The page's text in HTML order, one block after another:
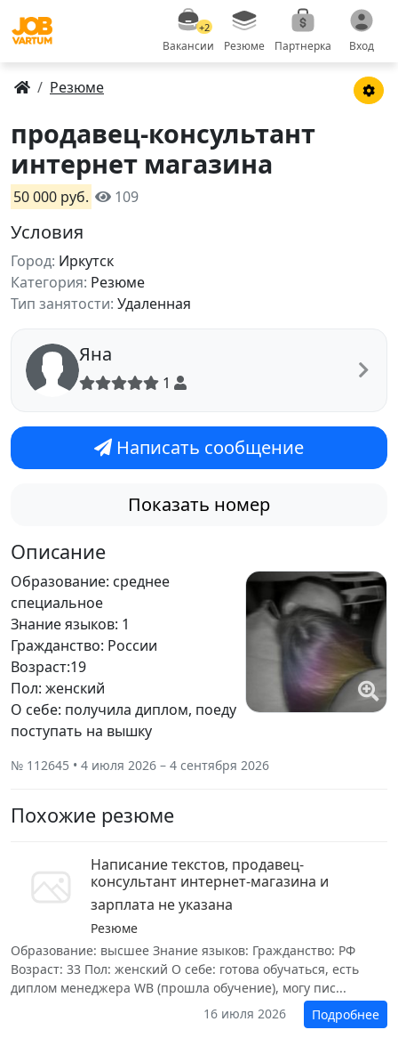
+2
Вакансии Резюме Партнерка Вход
Резюме
продавец-консультант
интернет магазина
50 000 руб. 109
Условия
Город: Иркутск
Категория: Резюме
Тип занятости: Удаленная
Яна
1
Написать сообщение
Показать номер
Описание
Образование: среднее
специальное
Знание языков: 1
Гражданство: России
Возраст:19
Пол: женский
О себе: получила диплом, поеду
поступать на вышку
№ 112645 • 4 июля 2026 – 4 сентября 2026
Похожие резюме
Написание текстов, продавец-
консультант интернет-магазина и
зарплата не указана
Резюме
Образование: высшее Знание языков: Гражданство: РФ
Возраст: 33 Пол: женский О себе: готова обучаться, есть
диплом менеджера WB (прошла обучение), могу пис...
16 июля 2026
Подробнее